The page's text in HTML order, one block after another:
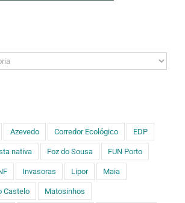
Azevedo Corredor Ecológico EDP
nativa Foz do Sousa FUN Porto
Invasoras Lipor Maia
Castelo Matosinhos